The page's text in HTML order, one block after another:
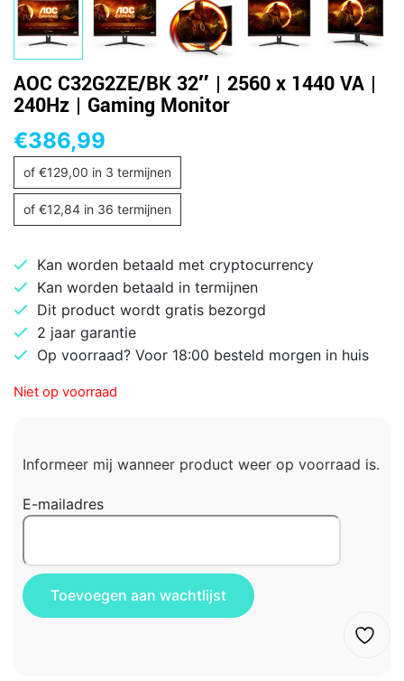
AOC C32G2ZE/BK 32″ | 2560 x 1440 VA |
240Hz | Gaming Monitor
€386,99
of €129,00 in 3 termijnen
of €12,84 in 36 termijnen
Kan worden betaald met cryptocurrency
Kan worden betaald in termijnen
Dit product wordt gratis bezorgd
2 jaar garantie
Op voorraad? Voor 18:00 besteld morgen in huis
Niet op voorraad
Informeer mij wanneer product weer op voorraad is.
E-mailadres